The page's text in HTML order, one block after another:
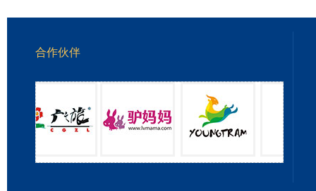
合作伙伴